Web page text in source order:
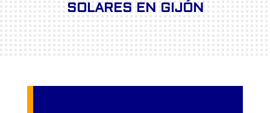
SOLARES EN GIJÓN